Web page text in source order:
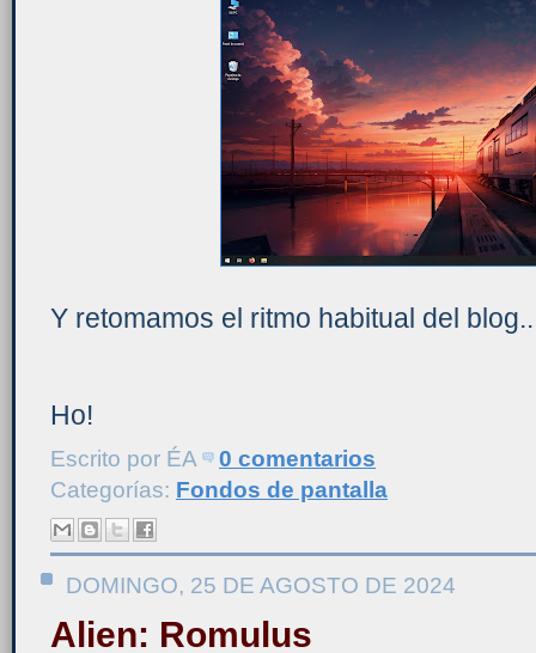
Y retomamos el ritmo habitual del
Ho!
Escrito por ÉA
0 comentarios
Categorías: Fondos de pantalla
DOMINGO, 25 DE AGOSTO DE 2024
Alien: Romulus